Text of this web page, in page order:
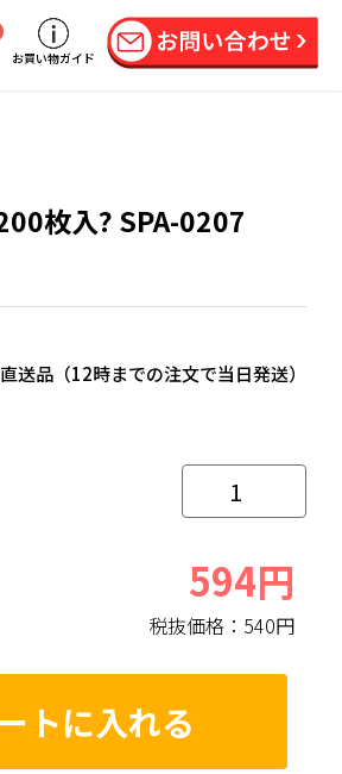
お買い物ガイド
枚入? SPA-0207
直送品（12時までの注文で当日発送）
594円
税抜価格： 540円
トに入れる